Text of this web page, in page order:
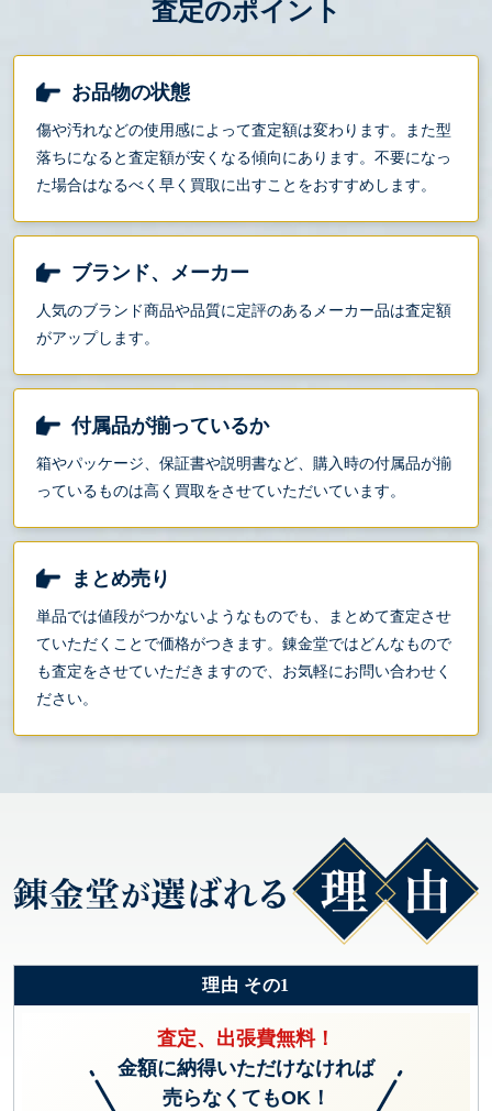
査定のポイント
お品物の状態
傷や汚れなどの使用感によって査定額は変わります。また型
落ちになると査定額が安くなる傾向にあります。不要になっ
た場合はなるべく早く買取に出すことをおすすめします。
ブランド、メーカー
人気のブランド商品や品質に定評のあるメーカー品は査定額
がアップします。
付属品が揃っているか
箱やパッケージ、保証書や説明書など、購入時の付属品が揃
っているものは高く買取をさせていただいています。
まとめ売り
単品では値段がつかないようなものでも、まとめて査定させ
ていただくことで価格がつきます。錬金堂ではどんなもので
も査定をさせていただきますので、お気軽にお問い合わせく
ださい。
理由 その1
査定、出張費無料！
金額に納得いただけなければ
売らなくてもOK！